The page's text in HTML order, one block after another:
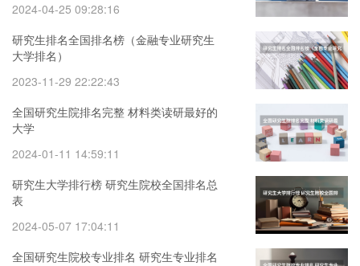
2024-04-25 09:28:16
研究生排名全国排名榜（金融专业研究生
大学排名）
2023-11-29 22:22:43
全国研究生院排名完整 材料类读研最好的
大学
2024-01-11 14:59:11
研究生大学排行榜 研究生院校全国排名总
表
2024-05-07 17:04:11
全国研究生院校专业排名 研究生专业排名